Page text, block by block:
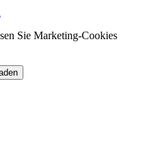
Sie Marketing-Cookies